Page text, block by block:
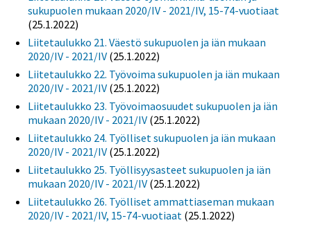
sukupuolen mukaan 2020/IV - 2021/IV, 15-74-vuotiaat
(25.1.2022)
Liitetaulukko 21. Väestö sukupuolen ja iän mukaan
2020/IV - 2021/IV (25.1.2022)
Liitetaulukko 22. Työvoima sukupuolen ja iän mukaan
2020/IV - 2021/IV (25.1.2022)
Liitetaulukko 23. Työvoimaosuudet sukupuolen ja iän
mukaan 2020/IV - 2021/IV (25.1.2022)
Liitetaulukko 24. Työlliset sukupuolen ja iän mukaan
2020/IV - 2021/IV (25.1.2022)
Liitetaulukko 25. Työllisyysasteet sukupuolen ja iän
mukaan 2020/IV - 2021/IV (25.1.2022)
Liitetaulukko 26. Työlliset ammattiaseman mukaan
2020/IV - 2021/IV, 15-74-vuotiaat (25.1.2022)